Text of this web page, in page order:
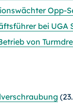
Opp-
bei UGA
von